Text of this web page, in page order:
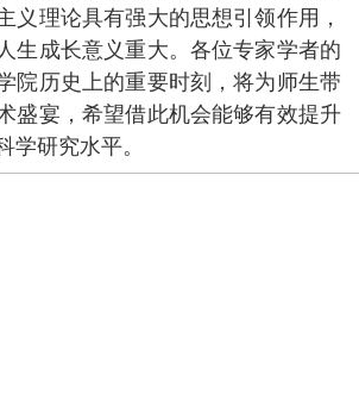
义理论具有强大的思想引领作用，
生成长意义重大。各位专家学者的
院历史上的重要时刻，将为师生带
盛宴，希望借此机会能够有效提升
学研究水平。